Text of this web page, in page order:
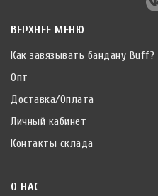
ВЕРХНЕЕ МЕНЮ
Как завязывать бандану Buff?
Опт
Доставка/Оплата
Личный кабинет
Контакты склада
О НАС